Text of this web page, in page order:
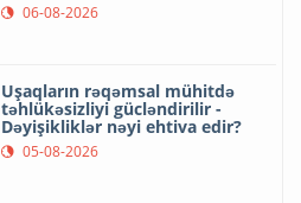
06-08-2026
Uşaqların rəqəmsal mühitdə
təhlükəsizliyi gücləndirilir -
Dəyişikliklər nəyi ehtiva edir?
05-08-2026